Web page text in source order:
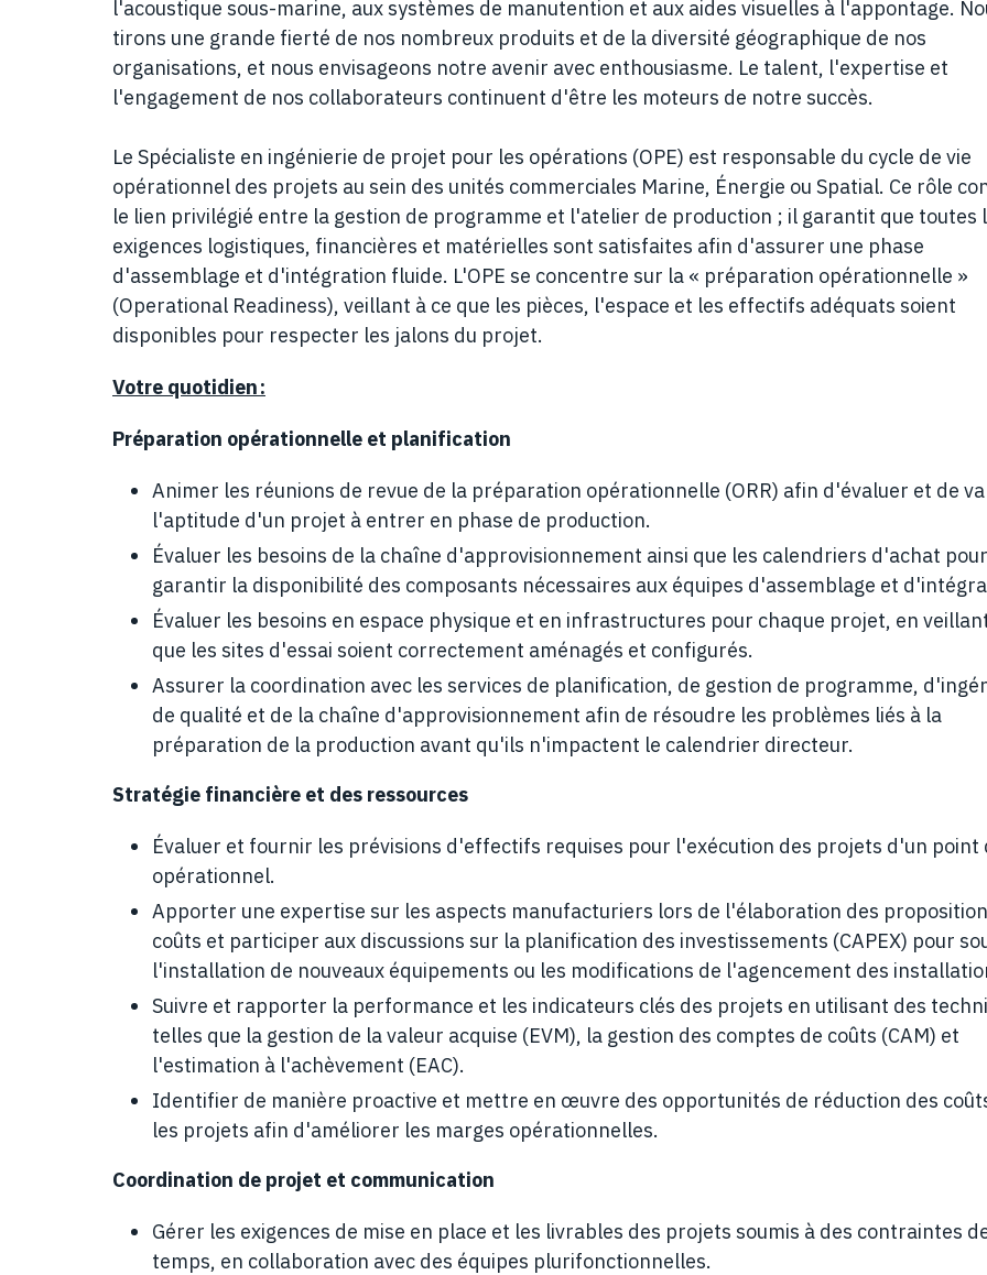
l'acoustique sous-marine, aux systèmes de manutention et aux aides visuelles à l'appontage.
tirons une grande fierté de nos nombreux produits et de la diversité géographique de nos
organisations, et nous envisageons notre avenir avec enthousiasme. Le talent, l'expertise et
l'engagement de nos collaborateurs continuent d'être les moteurs de notre succès.
Le Spécialiste en ingénierie de projet pour les opérations (OPE) est responsable du cycle de vie
opérationnel des projets au sein des unités commerciales Marine, Énergie ou Spatial. Ce rôle
le lien privilégié entre la gestion de programme et l'atelier de production ; il garantit que toutes
exigences logistiques, financières et matérielles sont satisfaites afin d'assurer une phase
d'assemblage et d'intégration fluide. L'OPE se concentre sur la « préparation opérationnelle »
(Operational Readiness), veillant à ce que les pièces, l'espace et les effectifs adéquats soient
disponibles pour respecter les jalons du projet.
Votre quotidien :
Préparation opérationnelle et planification
Animer les réunions de revue de la préparation opérationnelle (ORR) afin d'évaluer et de
l'aptitude d'un projet à entrer en phase de production.
Évaluer les besoins de la chaîne d'approvisionnement ainsi que les calendriers d'achat pour
garantir la disponibilité des composants nécessaires aux équipes d'assemblage et
Évaluer les besoins en espace physique et en infrastructures pour chaque projet, en
que les sites d'essai soient correctement aménagés et configurés.
Assurer la coordination avec les services de planification, de gestion de programme,
de qualité et de la chaîne d'approvisionnement afin de résoudre les problèmes liés à la
préparation de la production avant qu'ils n'impactent le calendrier directeur.
Stratégie financière et des ressources
Évaluer et fournir les prévisions d'effectifs requises pour l'exécution des projets d'un point
opérationnel.
Apporter une expertise sur les aspects manufacturiers lors de l'élaboration des
coûts et participer aux discussions sur la planification des investissements (CAPEX) pour
l'installation de nouveaux équipements ou les modifications de l'agencement des
Suivre et rapporter la performance et les indicateurs clés des projets en utilisant des
telles que la gestion de la valeur acquise (EVM), la gestion des comptes de coûts (CAM) et
l'estimation à l'achèvement (EAC).
Identifier de manière proactive et mettre en œuvre des opportunités de réduction des
les projets afin d'améliorer les marges opérationnelles.
Coordination de projet et communication
Gérer les exigences de mise en place et les livrables des projets soumis à des contraintes
temps, en collaboration avec des équipes plurifonctionnelles.